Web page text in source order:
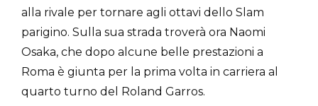
alla rivale per tornare agli ottavi dello Slam
parigino. Sulla sua strada troverà ora Naomi
Osaka, che dopo alcune belle prestazioni a
Roma è giunta per la prima volta in carriera al
quarto turno del Roland Garros.